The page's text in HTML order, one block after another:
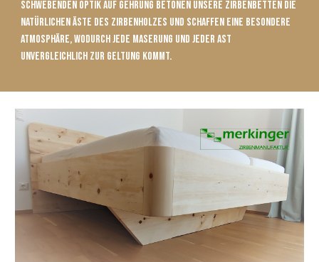
schwebenden Optik auf Gehrung betonen unsere Zirbenbetten die
natürlichen Äste des Zirbenholzes und schaffen eine besondere
Atmosphäre, wodurch jede Maserung und jeder Ast
unvergleichlich zur Geltung kommt.